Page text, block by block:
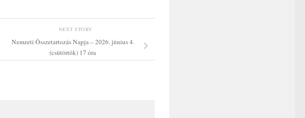
NEXT STORY
Nemzeti Összetartozás Napja – 2026. június 4.
(csütörtök) 17 óra